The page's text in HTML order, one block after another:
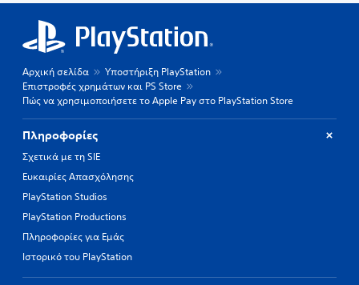
Αρχική σελίδα
Υποστήριξη PlayStation
Επιστροφές χρημάτων και PS Store
Πώς να χρησιμοποιήσετε το Apple Pay στο PlayStation Store
Πληροφορίες
Σχετικά με τη SIE
Ευκαιρίες Απασχόλησης
PlayStation Studios
PlayStation Productions
Πληροφορίες για Εμάς
Ιστορικό του PlayStation